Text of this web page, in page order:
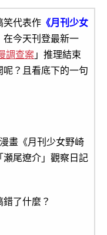
笑代表作 《月刊少女
在今天刊登最新一
調查案」推理結束
？且看底下的一句
了什麼？